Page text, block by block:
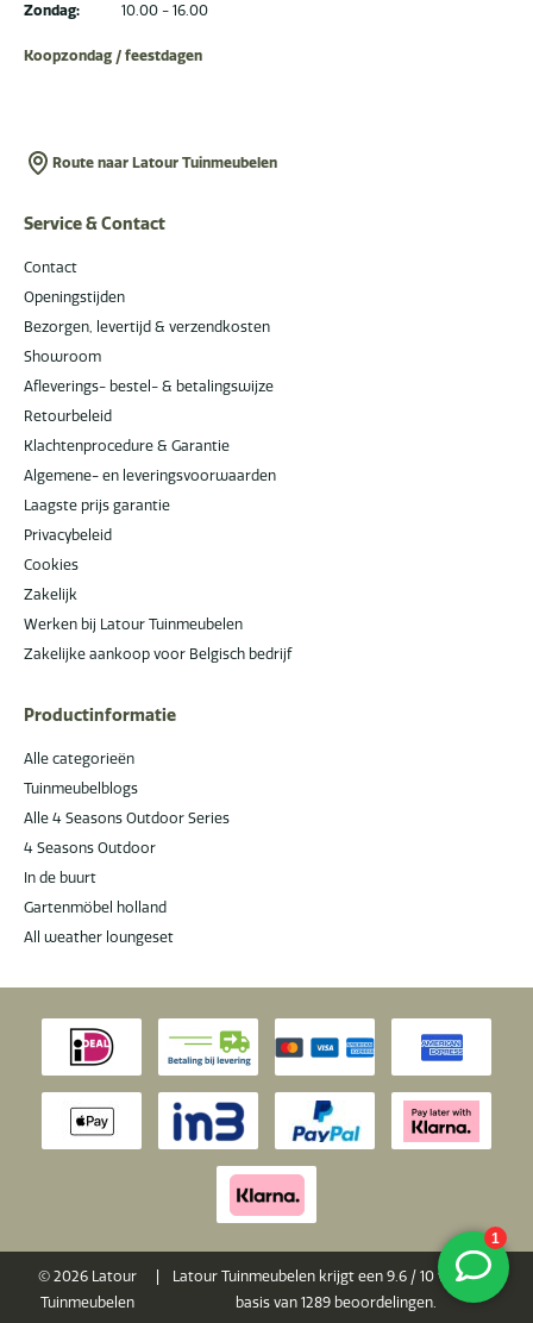
Zondag:
10.00 - 16.00
Koopzondag / feestdagen
Route naar Latour Tuinmeubelen
Service & Contact
Contact
Openingstijden
Bezorgen, levertijd & verzendkosten
Showroom
Afleverings- bestel- & betalingswijze
Retourbeleid
Klachtenprocedure & Garantie
Algemene- en leveringsvoorwaarden
Laagste prijs garantie
Privacybeleid
Cookies
Zakelijk
Werken bij Latour Tuinmeubelen
Zakelijke aankoop voor Belgisch bedrijf
Productinformatie
Alle categorieën
Tuinmeubelblogs
Alle 4 Seasons Outdoor Series
4 Seasons Outdoor
In de buurt
Gartenmöbel holland
All weather loungeset
© 2026 Latour
Tuinmeubelen
Latour Tuinmeubelen krijgt een 9.6 / 10van 10 op
basis van1289 beoordelingen.